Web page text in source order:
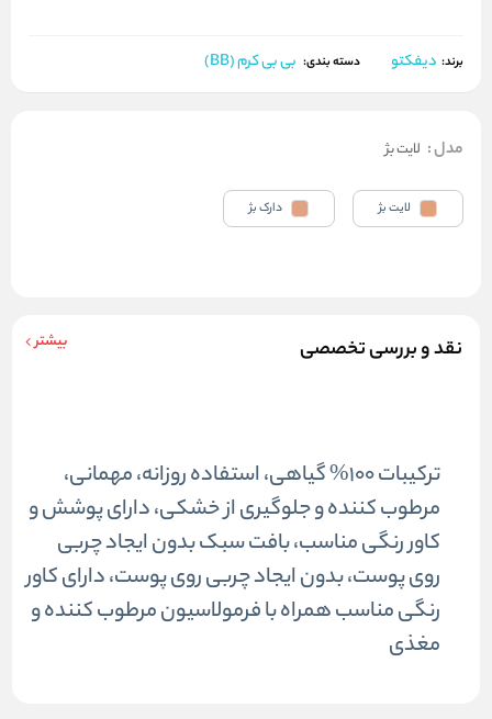
برند: دیفکتو دسته بندی: بی بی کرم (BB)
نقد و بررسی تخصصی بیشتر
ترکیبات 100% گیاهی، استفاده روزانه، مهمانی،
مرطوب کننده و جلوگیری از خشکی، دارای پوشش و
کاور رنگی مناسب، بافت سبک بدون ایجاد چربی
روی پوست، بدون ایجاد چربی روی پوست، دارای کاور
رنگی مناسب همراه با فرمولاسیون مرطوب کننده و
مغذی
مدل: لایت بژ
لایت بژ دارک بژ